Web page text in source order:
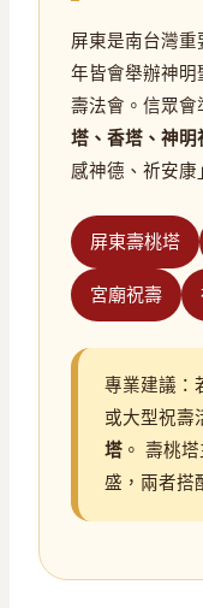
屏東是南台灣
年皆會舉辦神明
壽法會。信眾
塔、香塔、神明
感神德、祈安康
屏東壽桃塔
宮廟祝壽
專業建議：
或大型祝壽
塔 。 壽桃
盛，兩者搭